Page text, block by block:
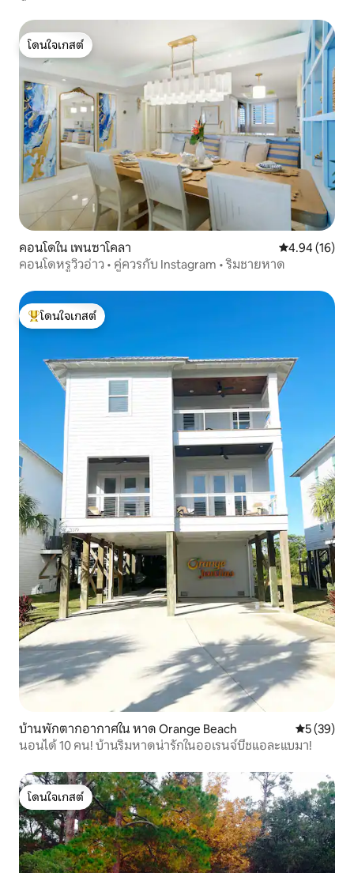
โดนใจเกสต์
โดนใจเกสต์
คอนโดใน เพนซาโคลา คะแนนเฉลี่ย
4.94 (16)
คอนโดหรูวิวอ่าว • คู่ควรกับ Instagram • ริมชายหาด
โดนใจเกสต์ที่สุด
โดนใจเกสต์
บ้านพักตากอากาศใน หาด Orange Beach คะแนนเฉลี่
5 (39)
นอนได้ 10 คน! บ้านริมหาดน่ารักในออเรนจ์บีชแอละแบมา!
โดนใจเกสต์
โดนใจเกสต์